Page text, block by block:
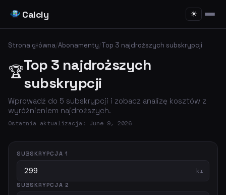
Calcly ☀
Strona główna/Abonamenty/Top 3 najdroższych subskrypcji
🏆Top 3 najdroższych
subskrypcji
Wprowadź do 5 subskrypcji i zobacz analizę kosztów z
wyróżnieniem najdroższych.
Ostatnia aktualizacja: June 9, 2026
SUBSKRYPCJA 1
kr
SUBSKRYPCJA 2